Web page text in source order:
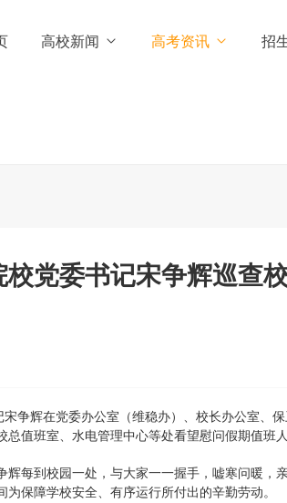
高校新闻 高考资讯 招
党委书记宋争辉巡查
争辉在党委办公室（维稳办）、校长办公室、
值班室、水电管理中心等处看望慰问假期值班人
辉每到校园一处，与大家一一握手，嘘寒问暖，
保障学校安全、有序运行所付出的辛勤劳动。